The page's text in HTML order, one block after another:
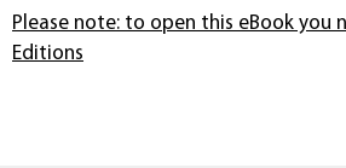
Please note: to open this eBook you
Editions